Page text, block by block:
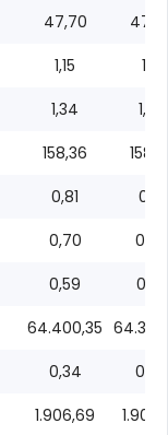
47,70
1,15
1,15
1,34
1,34
158,36
0,81
0,81
0,70
0,70
0,59
0,59
64.400,35
0,34
0,34
1.906,69